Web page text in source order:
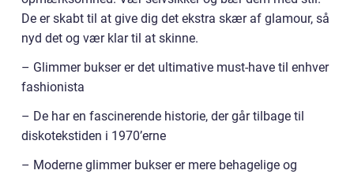
De er skabt til at give dig det ekstra skær af glamour, så
nyd det og vær klar til at skinne.
– Glimmer bukser er det ultimative must-have til enhver
fashionista
– De har en fascinerende historie, der går tilbage til
diskotekstiden i 1970’erne
– Moderne glimmer bukser er mere behagelige og